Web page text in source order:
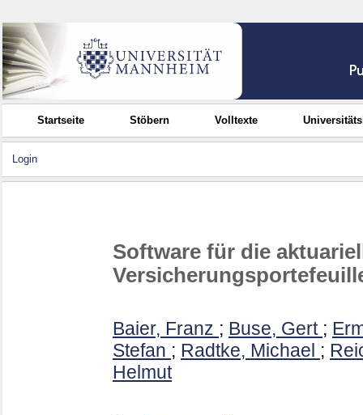
Startseite Stöbern Volltexte
Login
Software für die
Baier, Franz ; Buse, Gert ;
Stefan ; Radtke, Michael ;
Helmut